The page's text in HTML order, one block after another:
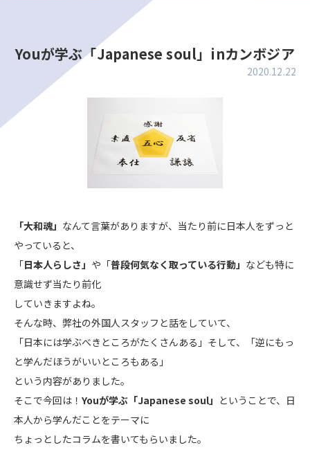
Youが学ぶ「Japanese soul」inカンボジア
2020.12.22
「大和魂」 なんて言葉がありますが、当たり前に日本人をずっと
やっていると、
「日本人らしさ」 や「普段何気なく取っている行動」 なども特に
意識せず当たり前化
していきますよね。
そんな時、弊社の外国人スタッフと話をしていて、
「日本には学ぶべきところがたくさんある」そして、「逆にもっ
と学んだほうがいいところもある」
という内容がありました。
そこで今回は！ Youが学ぶ「Japanese soul」 ということで、日
本人から学んだことをテーマに
ちょっとしたコラムを書いてもらいました。